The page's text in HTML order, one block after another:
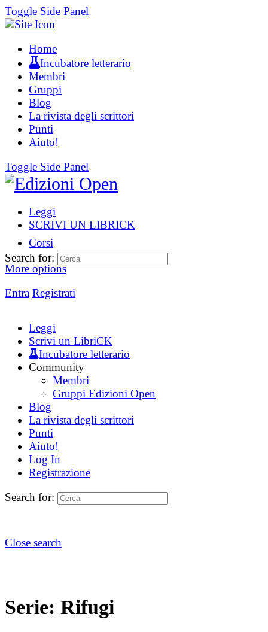
Toggle Side Panel
Home
Incubatore letterario
Membri
Gruppi
Blog
La rivista degli scrittori
Punti
Aiuto!
Toggle Side Panel
Leggi
SCRIVI UN LIBRICK
Corsi
More options
Entra Registrati
Search for:
Leggi
Scrivi un LibriCK
Incubatore letterario
Community
Membri
Gruppi Edizioni Open
Blog
La rivista degli scrittori
Punti
Aiuto!
Log In
Registrazione
Search for:
Close search
Serie: Rifugi